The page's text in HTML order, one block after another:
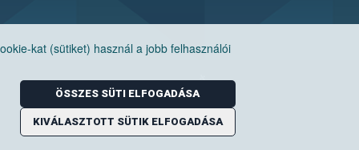
kat (sütiket) használ a jobb felhasználói
ÖSSZES SÜTI ELFOGADÁSA
KIVÁLASZTOTT SÜTIK ELFOGADÁSA